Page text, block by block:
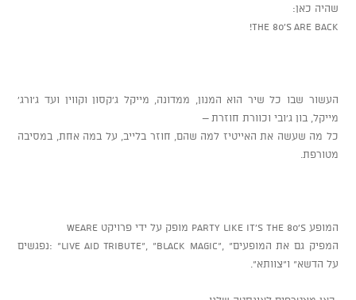
שהיה כאן:
THE 80’S ARE BACK!
העשור שבו כל שיר הוא המנון, ממדונה, מייקל ג'קסון וקווין ועד ג'ורג'
מייקל, בון ג'ובי וכוורת חוזרת –
כל מה שעשה את האייטיז למה שהם, חוזר בלייב, על במה אחת, במסיבה
מטורפת.
המופע Party like it’s the 80’s מופק על ידי פרויקט weAre
המפיק גם את המופעים" ,"Live Aid Tribute", "Black Magic" :נפגשים
על הדשא" ו"צוותא".